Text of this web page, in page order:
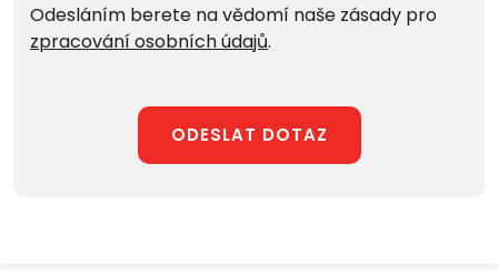
Odesláním berete na vědomí naše zásady pro
zpracování osobních údajů.
ODESLAT DOTAZ